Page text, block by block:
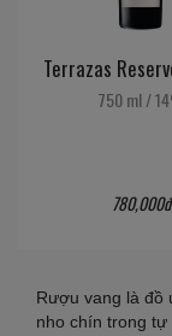
Terrazas
750 ml /
780,000đ
Rượu vang là đồ
nho chín trong